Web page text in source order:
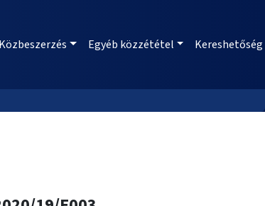
Közbeszerzés Egyéb közzététel Kereshetőség